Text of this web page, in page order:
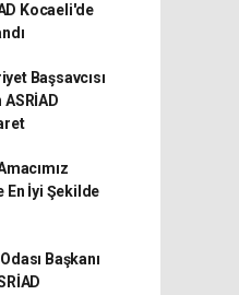
Kocaeli'de
Başsavcısı
ASRİAD
En İyi Şekilde
Başkanı